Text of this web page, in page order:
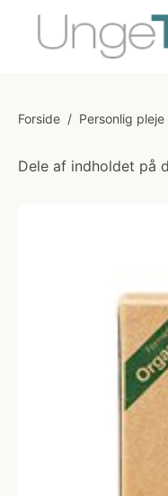
Forside / Personlig pleje
Dele af indholdet på